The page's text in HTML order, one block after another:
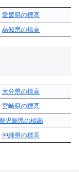
愛媛県の標高
高知県の標高
大分県の標高
宮崎県の標高
鹿児島県の標高
沖縄県の標高